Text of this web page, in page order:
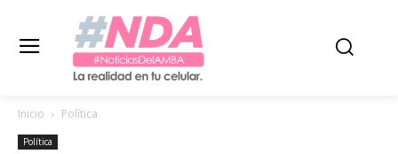
Inicio Política
Política